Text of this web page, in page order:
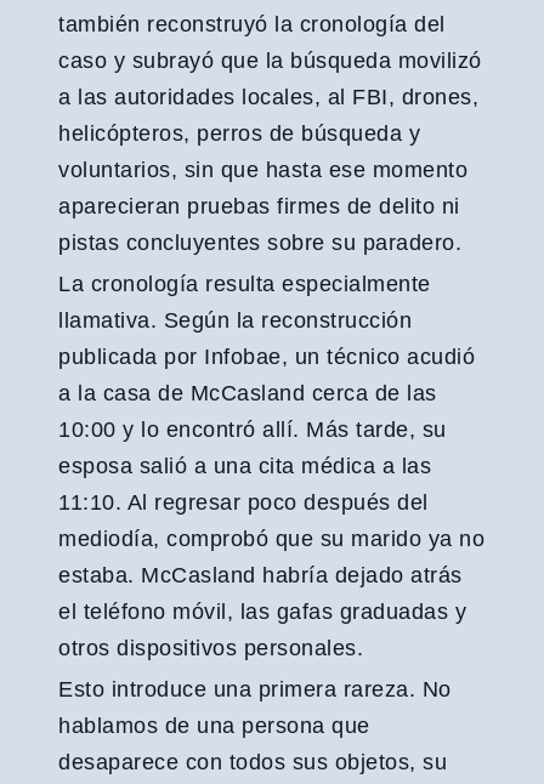
también reconstruyó la cronología del
caso y subrayó que la búsqueda movilizó
a las autoridades locales, al FBI, drones,
helicópteros, perros de búsqueda y
voluntarios, sin que hasta ese momento
aparecieran pruebas firmes de delito ni
pistas concluyentes sobre su paradero.
La cronología resulta especialmente
llamativa. Según la reconstrucción
publicada por Infobae, un técnico acudió
a la casa de McCasland cerca de las
10:00 y lo encontró allí. Más tarde, su
esposa salió a una cita médica a las
11:10. Al regresar poco después del
mediodía, comprobó que su marido ya no
estaba. McCasland habría dejado atrás
el teléfono móvil, las gafas graduadas y
otros dispositivos personales.
Esto introduce una primera rareza. No
hablamos de una persona que
desaparece con todos sus objetos, su